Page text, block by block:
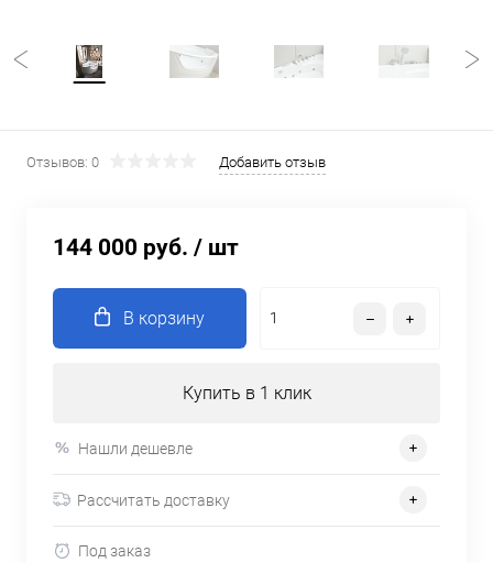
Отзывов: 0 Добавить отзыв
144 000 руб. / шт
В корзину
Купить в 1 клик
Нашли дешевле
Рассчитать доставку
Под заказ